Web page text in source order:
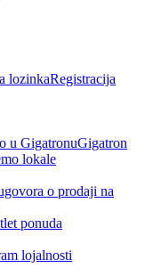
lozinkaRegistracija
u GigatronuGigatron
lokale
o prodaji na
ponuda
lojalnosti